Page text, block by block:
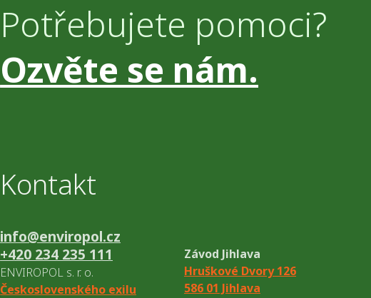
Potřebujete pomoci?
Ozvěte se nám.
Kontakt
info@enviropol.cz
+420 234 235 111
ENVIROPOL s. r. o.
Československého exilu
Závod Jihlava
Hruškové Dvory 126
586 01 Jihlava